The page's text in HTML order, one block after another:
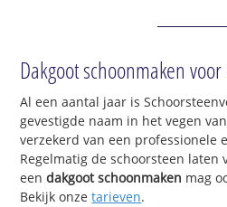
Dakgoot schoonmaken
Al een aantal jaar is
gevestigde naam in het vegen
verzekerd van een professionele
Regelmatig de schoorsteen laten
eendakgoot schoonmaken mag
Bekijk onzetarieven.